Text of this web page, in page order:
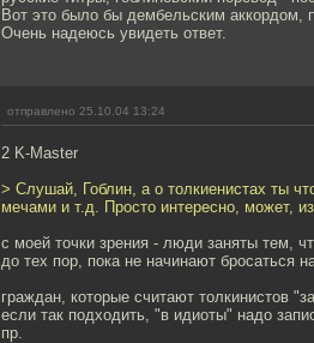
Вот это было бы дембельским аккордом,
Очень надеюсь увидеть ответ.
отправлено 25.10.04 13:24
2 K-Master
> Слушай, Гоблин, а о толкиенистах ты
мечами и т.д. Просто интересно, может,
с моей точки зрения - люди заняты тем,
до тех пор, пока не начинают бросаться
граждан, которые считают толкинистов
если так подходить, "в идиоты" надо
пр.